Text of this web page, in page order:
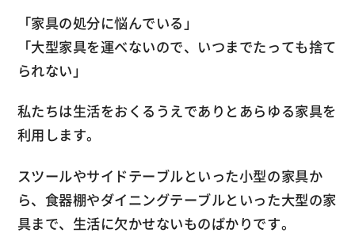
「家具の処分に悩んでいる」
「大型家具を運べないので、いつまでたっても捨て
られない」
私たちは生活をおくるうえでありとあらゆる家具を
利用します。
スツールやサイドテーブルといった小型の家具か
ら、食器棚やダイニングテーブルといった大型の家
具まで、生活に欠かせないものばかりです。